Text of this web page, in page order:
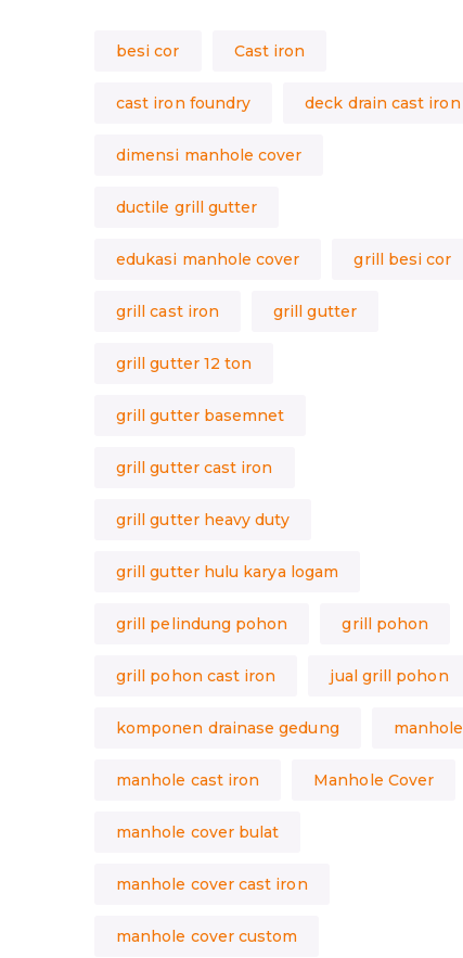
besi cor Cast iron
cast iron foundry deck drain cast iron
dimensi manhole cover
ductile grill gutter
edukasi manhole cover grill besi cor
grill cast iron grill gutter
grill gutter 12 ton
grill gutter basemnet
grill gutter cast iron
grill gutter heavy duty
grill gutter hulu karya logam
grill pelindung pohon grill pohon
grill pohon cast iron jual grill pohon
komponen drainase gedung manhole
manhole cast iron Manhole Cover
manhole cover bulat
manhole cover cast iron
manhole cover custom